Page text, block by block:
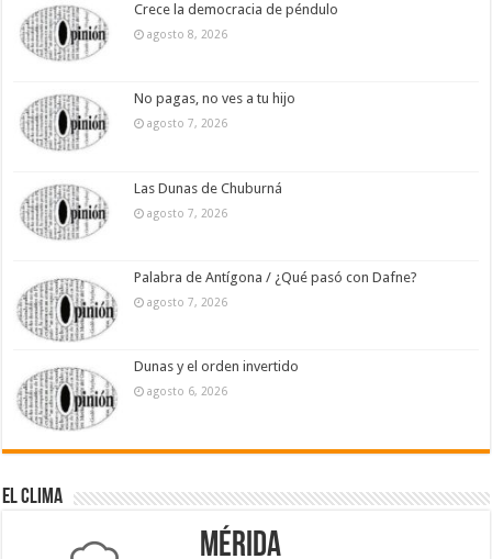
Crece la democracia de péndulo
agosto 8, 2026
No pagas, no ves a tu hijo
agosto 7, 2026
Las Dunas de Chuburná
agosto 7, 2026
Palabra de Antígona / ¿Qué pasó con Dafne?
agosto 7, 2026
Dunas y el orden invertido
agosto 6, 2026
El Clima
Mérida